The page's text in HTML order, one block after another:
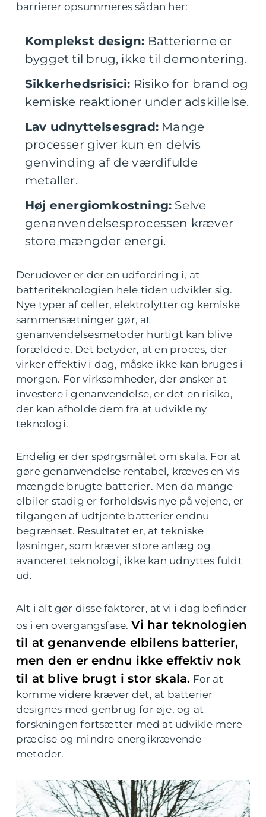
barrierer opsummeres sådan her:
Komplekst design: Batterierne er
bygget til brug, ikke til demontering.
Sikkerhedsrisici: Risiko for brand og
kemiske reaktioner under adskillelse.
Lav udnyttelsesgrad: Mange
processer giver kun en delvis
genvinding af de værdifulde
metaller.
Høj energiomkostning: Selve
genanvendelsesprocessen kræver
store mængder energi.
Derudover er der en udfordring i, at
batteriteknologien hele tiden udvikler sig.
Nye typer af celler, elektrolytter og kemiske
sammensætninger gør, at
genanvendelsesmetoder hurtigt kan blive
forældede. Det betyder, at en proces, der
virker effektiv i dag, måske ikke kan bruges i
morgen. For virksomheder, der ønsker at
investere i genanvendelse, er det en risiko,
der kan afholde dem fra at udvikle ny
teknologi.
Endelig er der spørgsmålet om skala. For at
gøre genanvendelse rentabel, kræves en vis
mængde brugte batterier. Men da mange
elbiler stadig er forholdsvis nye på vejene, er
tilgangen af udtjente batterier endnu
begrænset. Resultatet er, at tekniske
løsninger, som kræver store anlæg og
avanceret teknologi, ikke kan udnyttes fuldt
ud.
Alt i alt gør disse faktorer, at vi i dag befinder
os i en overgangsfase. Vi har teknologien
til at genanvende elbilens batterier,
men den er endnu ikke effektiv nok
til at blive brugt i stor skala. For at
komme videre kræver det, at batterier
designes med genbrug for øje, og at
forskningen fortsætter med at udvikle mere
præcise og mindre energikrævende
metoder.